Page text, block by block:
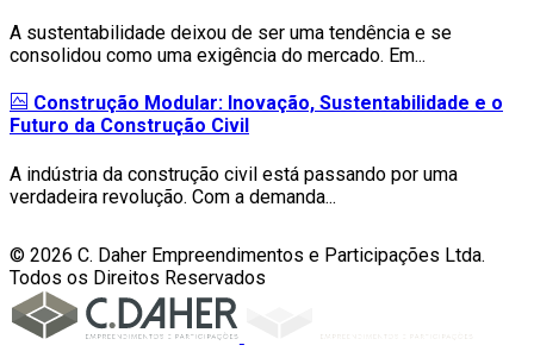
A sustentabilidade deixou de ser uma tendência e se
consolidou como uma exigência do mercado. Em...
Construção Modular: Inovação, Sustentabilidade e o
Futuro da Construção Civil
A indústria da construção civil está passando por uma
verdadeira revolução. Com a demanda...
© 2026 C. Daher Empreendimentos e Participações Ltda.
Todos os Direitos Reservados